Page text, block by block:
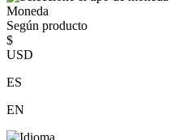
Moneda
Según producto
$
USD
ES
EN